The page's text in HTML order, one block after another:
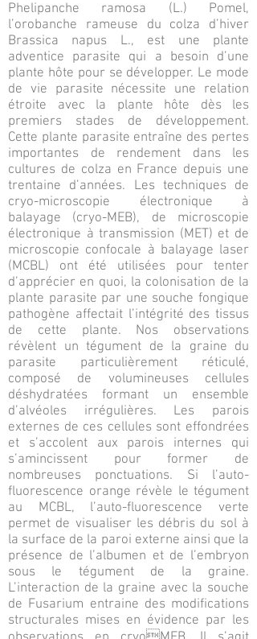
Phelipanche ramosa (L.) Pomel,
l’orobanche rameuse du colza d’hiver
Brassica napus L., est une plante
adventice parasite qui a besoin d’une
plante hôte pour se développer. Le mode
de vie parasite nécessite une relation
étroite avec la plante hôte dès les
premiers stades de développement.
Cette plante parasite entraîne des pertes
importantes de rendement dans les
cultures de colza en France depuis une
trentaine d’années. Les techniques de
cryo-microscopie électronique à
balayage (cryo-MEB), de microscopie
électronique à transmission (MET) et de
microscopie confocale à balayage laser
(MCBL) ont été utilisées pour tenter
d’apprécier en quoi, la colonisation de la
plante parasite par une souche fongique
pathogène affectait l’intégrité des tissus
de cette plante. Nos observations
révèlent un tégument de la graine du
parasite particulièrement réticulé,
composé de volumineuses cellules
déshydratées formant un ensemble
d’alvéoles irrégulières. Les parois
externes de ces cellules sont effondrées
et s’accolent aux parois internes qui
s’amincissent pour former de
nombreuses ponctuations. Si l’auto-
fluorescence orange révèle le tégument
au MCBL, l’auto-fluorescence verte
permet de visualiser les débris du sol à
la surface de la paroi externe ainsi que la
présence de l’albumen et de l’embryon
sous le tégument de la graine.
L’interaction de la graine avec la souche
de Fusarium entraine des modifications
structurales mises en évidence par les